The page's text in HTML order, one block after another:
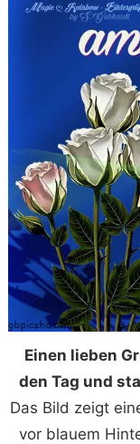
Einen lieben
den Tag und
Das Bild zeigt
vor blauem